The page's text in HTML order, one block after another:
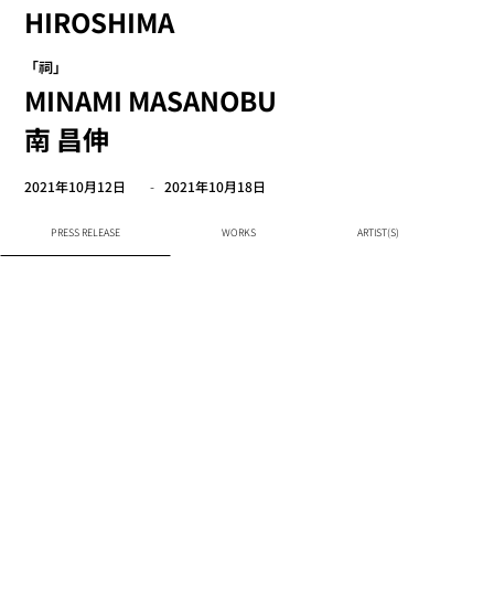
HIROSHIMA
「祠」
南 昌伸
MINAMI MASANOBU
2021年10月12日 - 2021年10月18日
PRESS RELEASE WORKS ARTIST(S)